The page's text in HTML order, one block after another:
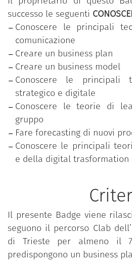
successo le seguenti
Conoscere le principali
comunicazione
Creare un business plan
Creare un business model
Conoscere le principali
strategico e digitale
Conoscere le teorie di
gruppo
Fare forecasting di nuovi
Conoscere le principali
e della digital trasformation
Il presente Badge viene
seguono il percorso Clab
di Trieste per almeno il
predispongono un business